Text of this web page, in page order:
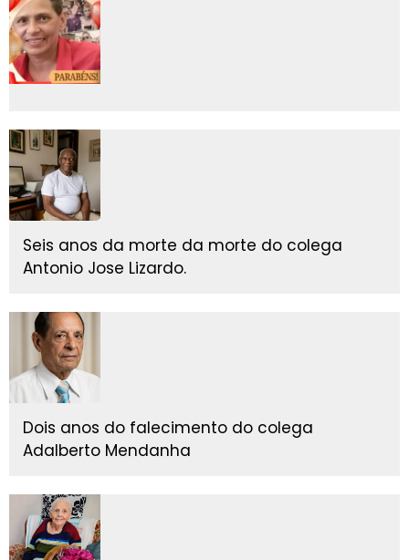
Seis anos da morte da morte do colega
Antonio Jose Lizardo.
Dois anos do falecimento do colega
Adalberto Mendanha